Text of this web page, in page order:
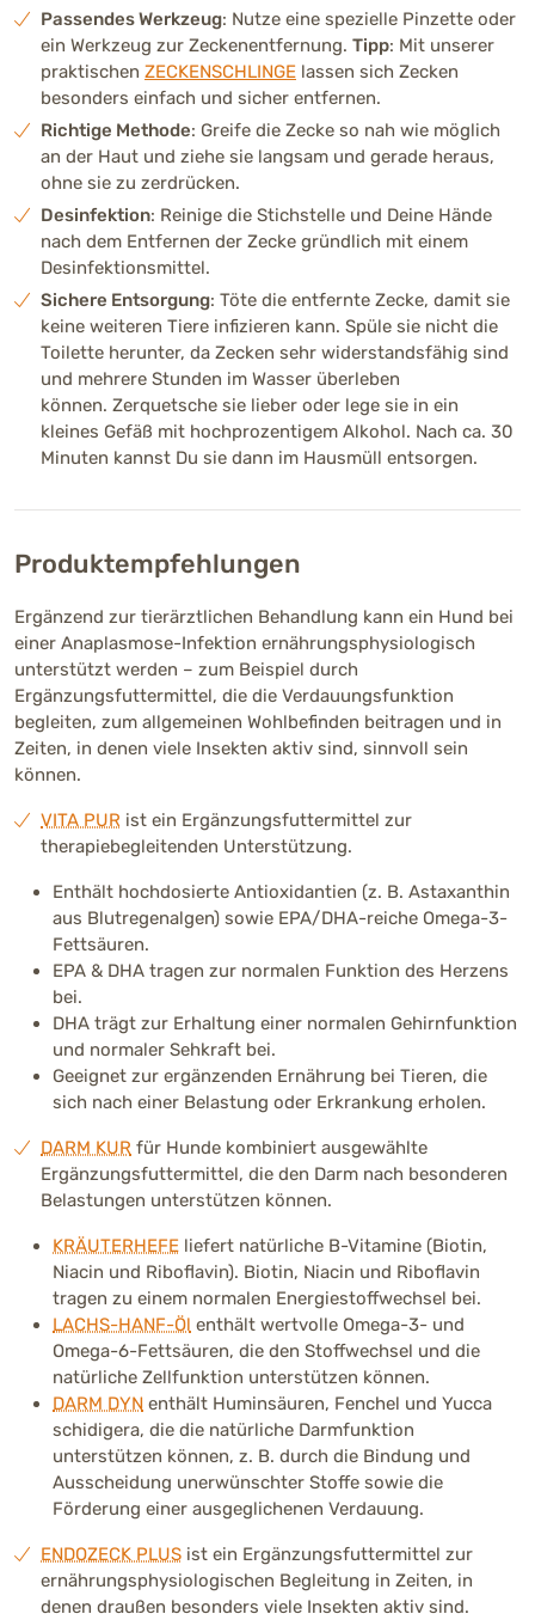
Passendes Werkzeug: Nutze eine spezielle Pinzette oder
ein Werkzeug zur Zeckenentfernung. Tipp: Mit unserer
praktischen ZECKENSCHLINGE lassen sich Zecken
besonders einfach und sicher entfernen.
Richtige Methode: Greife die Zecke so nah wie möglich
an der Haut und ziehe sie langsam und gerade heraus,
ohne sie zu zerdrücken.
Desinfektion: Reinige die Stichstelle und Deine Hände
nach dem Entfernen der Zecke gründlich mit einem
Desinfektionsmittel.
Sichere Entsorgung: Töte die entfernte Zecke, damit sie
keine weiteren Tiere infizieren kann. Spüle sie nicht die
Toilette herunter, da Zecken sehr widerstandsfähig sind
und mehrere Stunden im Wasser überleben
können. Zerquetsche sie lieber oder lege sie in ein
kleines Gefäß mit hochprozentigem Alkohol. Nach ca. 30
Minuten kannst Du sie dann im Hausmüll entsorgen.
Produktempfehlungen
Ergänzend zur tierärztlichen Behandlung kann ein Hund bei
einer Anaplasmose-Infektion ernährungsphysiologisch
unterstützt werden – zum Beispiel durch
Ergänzungsfuttermittel, die die Verdauungsfunktion
begleiten, zum allgemeinen Wohlbefinden beitragen und in
Zeiten, in denen viele Insekten aktiv sind, sinnvoll sein
können.
VITA PUR ist ein Ergänzungsfuttermittel zur
therapiebegleitenden Unterstützung.
Enthält hochdosierte Antioxidantien (z. B. Astaxanthin
aus Blutregenalgen) sowie EPA/DHA-reiche Omega-3-
Fettsäuren.
EPA & DHA tragen zur normalen Funktion des Herzens
bei.
DHA trägt zur Erhaltung einer normalen Gehirnfunktion
und normaler Sehkraft bei.
Geeignet zur ergänzenden Ernährung bei Tieren, die
sich nach einer Belastung oder Erkrankung erholen.
DARM KUR für Hunde kombiniert ausgewählte
Ergänzungsfuttermittel, die den Darm nach besonderen
Belastungen unterstützen können.
KRÄUTERHEFE liefert natürliche B-Vitamine (Biotin,
Niacin und Riboflavin). Biotin, Niacin und Riboflavin
tragen zu einem normalen Energiestoffwechsel bei.
LACHS-HANF-Öl enthält wertvolle Omega-3- und
Omega-6-Fettsäuren, die den Stoffwechsel und die
natürliche Zellfunktion unterstützen können.
DARM DYN enthält Huminsäuren, Fenchel und Yucca
schidigera, die die natürliche Darmfunktion
unterstützen können, z. B. durch die Bindung und
Ausscheidung unerwünschter Stoffe sowie die
Förderung einer ausgeglichenen Verdauung.
ENDOZECK PLUS ist ein Ergänzungsfuttermittel zur
ernährungsphysiologischen Begleitung in Zeiten, in
denen draußen besonders viele Insekten aktiv sind.